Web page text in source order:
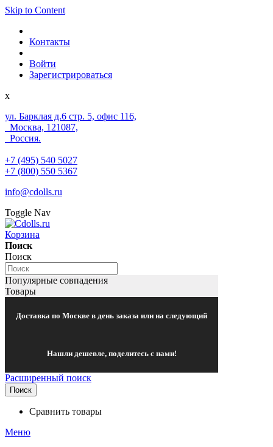
Skip to Content
Контакты
Войти
Зарегистрироваться
x
ул. Барклая д.6 стр. 5, офис 116,
Москва, 121087,
Россия.
+7 (495) 540 5027
+7 (800) 550 5367
info@cdolls.ru
Toggle Nav
Корзина
Поиск
Поиск
Популярные совпадения
Товары
Доставка по Москве в день заказа или на следующий
Нашли дешевле, поделитесь с нами!
Расширенный поиск
Поиск
Сравнить товары
Меню